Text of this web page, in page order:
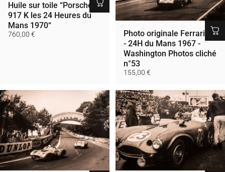
Huile sur toile “Porsche
917 K les 24 Heures du
Mans 1970“
760,00 €
Photo originale Ferrari P4
- 24H du Mans 1967 -
Washington Photos cliché
n°53
155,00 €